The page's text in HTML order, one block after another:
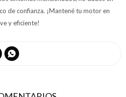
de confianza. ¡Mantené tu motor en
y eficiente!
